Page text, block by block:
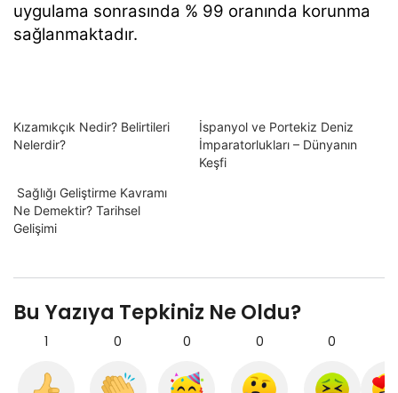
uygulama sonrasında % 99 oranında korunma
sağlanmaktadır.
Kızamıkçık Nedir? Belirtileri
Nelerdir?
İspanyol ve Portekiz Deniz
İmparatorlukları – Dünyanın
Keşfi
Sağlığı Geliştirme Kavramı
Ne Demektir? Tarihsel
Gelişimi
Bu Yazıya Tepkiniz Ne Oldu?
1 0 0 0 0